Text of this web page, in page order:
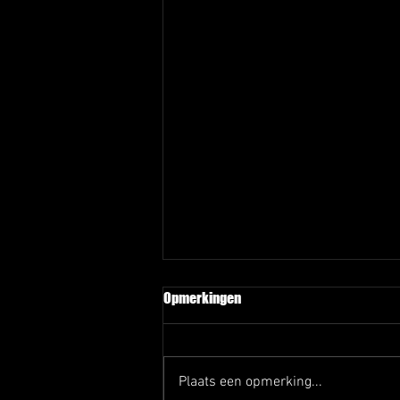
Afscheid Rob en Joep
Opmerkingen
Plaats een opmerking...